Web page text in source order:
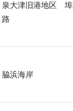
泉大津旧港地区 埠
路
脇浜海岸